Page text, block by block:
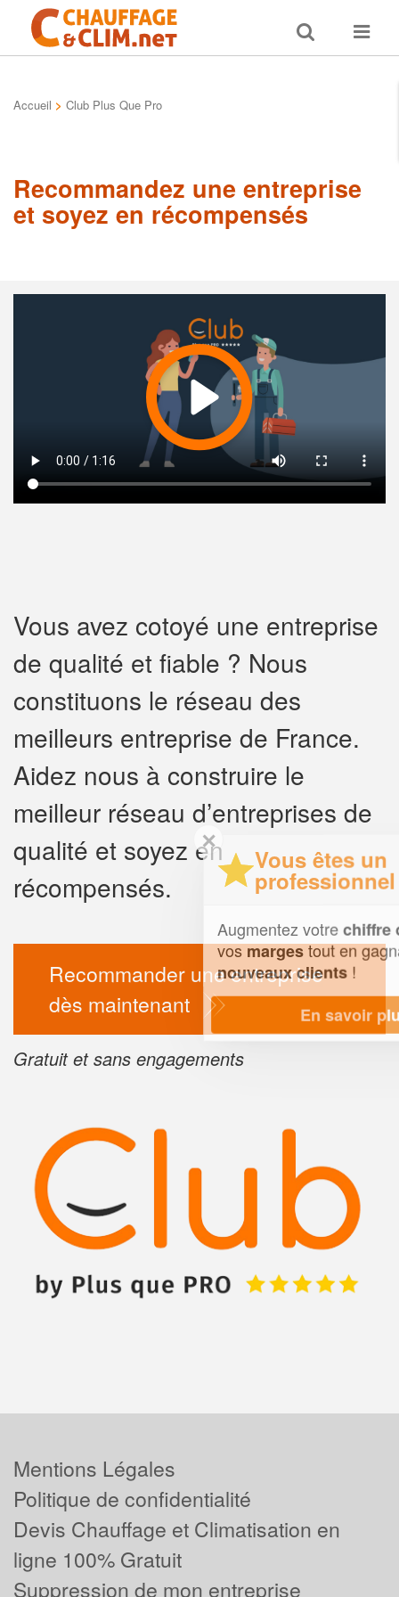
Toggle
search
Toggle
Accueil > Club Plus Que Pro
Recommandez une entreprise
et soyez en récompensés
Vous avez cotoyé une entreprise
de qualité et fiable ? Nous
constituons le réseau des
meilleurs entreprise de France.
Aidez nous à construire le
meilleur réseau d’entreprises de
qualité et soyez en
récompensés.
Recommander une entreprise
dès maintenant
Gratuit et sans engagements
✕
Vous êtes un
professionnel ?
Augmentez votrechiffre d'affaireset
vosmargestout en gagnant de
nouveaux clients!
En savoir plus
Mentions Légales
Politique de confidentialité
Devis Chauffage et Climatisation en
ligne 100% Gratuit
Suppression de mon entreprise